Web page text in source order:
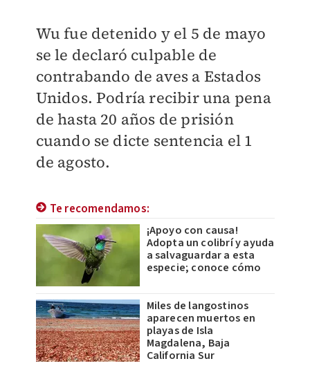
Wu fue detenido y el 5 de mayo
se le declaró culpable de
contrabando de aves a Estados
Unidos. Podría recibir una pena
de hasta 20 años de prisión
cuando se dicte sentencia el 1
de agosto.
Te recomendamos:
¡Apoyo con causa!
Adopta un colibrí y ayuda
a salvaguardar a esta
especie; conoce cómo
Miles de langostinos
aparecen muertos en
playas de Isla
Magdalena, Baja
California Sur